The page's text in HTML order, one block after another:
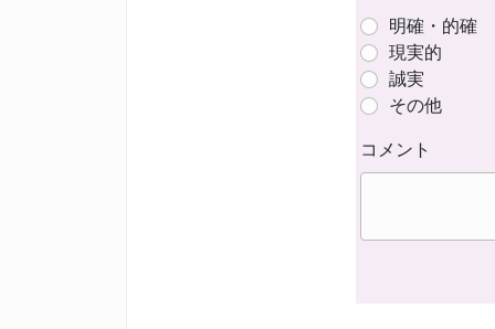
明確・的確
現実的
誠実
その他
コメント